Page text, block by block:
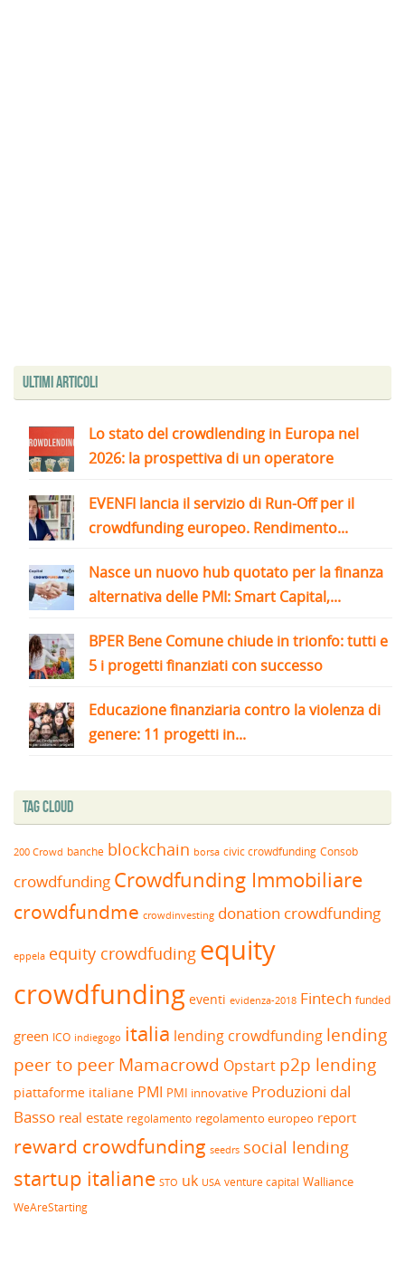
Ultimi articoli
Lo stato del crowdlending in Europa nel
2026: la prospettiva di un operatore
EVENFI lancia il servizio di Run-Off per il
crowdfunding europeo. Rendimento...
Nasce un nuovo hub quotato per la finanza
alternativa delle PMI: Smart Capital,...
BPER Bene Comune chiude in trionfo: tutti e
5 i progetti finanziati con successo
Educazione finanziaria contro la violenza di
genere: 11 progetti in...
Tag Cloud
200 Crowd banche blockchain borsa civic crowdfunding Consob
crowdfunding Crowdfunding Immobiliare
crowdfundme crowdinvesting donation crowdfunding
eppela equity crowdfuding equity
crowdfunding eventi evidenza-2018 Fintech funded
green ICO indiegogo italia lending crowdfunding lending
peer to peerMamacrowd Opstart p2p lending
piattaforme italiane PMI PMI innovative Produzioni dal
Basso real estate regolamento regolamento europeo report
reward crowdfunding seedrs social lending
startup italiane STO uk USA venture capital Walliance
WeAreStarting